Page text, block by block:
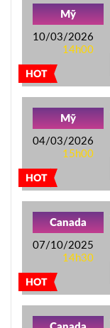
HOT
Mỹ
10/03/2026
14h00
HOT
Mỹ
04/03/2026
15h00
HOT
Canada
07/10/2025
14h30